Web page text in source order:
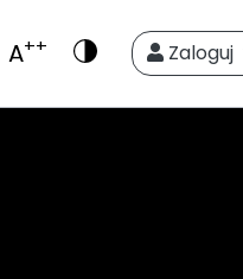
A++ Zaloguj